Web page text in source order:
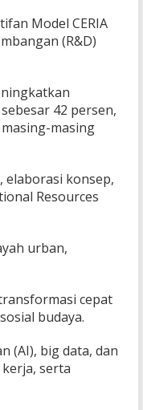
Model CERIA
(R&D)
42 persen,
masing
elaborasi konsep,
Resources
urban,
cepat
budaya.
(AI), big data, dan
serta